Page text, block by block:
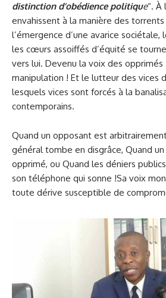
distinction d’obédience politique“. À
envahissent à la manière des
l’émergence d’une avarice sociétale,
les cœurs assoiffés d’équité se
vers lui. Devenu la voix des opprimés
manipulation ! Et le lutteur des vices
lesquels vices sont forcés à la
contemporains.
Quand un opposant est
général tombe en disgrâce, Quand
opprimé, ou Quand les déniers
son téléphone qui sonne !Sa voix
toute dérive susceptible de